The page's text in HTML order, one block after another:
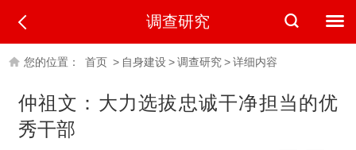
调查研究
您的位置： 首页 > 自身建设>调查研究>详细内容
仲祖文：大力选拔忠诚干净担当的优
秀干部